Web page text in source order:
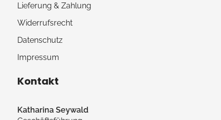
Lieferung & Zahlung
Widerrufsrecht
Datenschutz
Impressum
Kontakt
Katharina Seywald